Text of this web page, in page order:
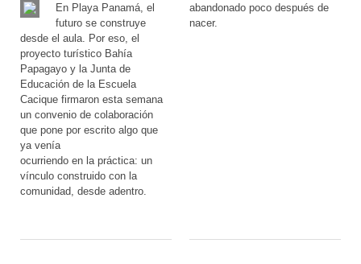
En Playa Panamá, el
futuro se construye
desde el aula. Por eso, el
proyecto turístico Bahía
Papagayo y la Junta de
Educación de la Escuela
Cacique firmaron esta semana
un convenio de colaboración
que pone por escrito algo que
ya venía
ocurriendo en la práctica: un
vínculo construido con la
comunidad, desde adentro.
abandonado poco después de
nacer.